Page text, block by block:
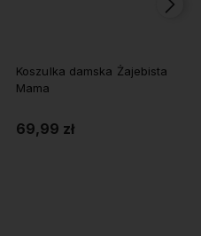
Koszulka damska
Mama w Kosmosie
69,99 zł